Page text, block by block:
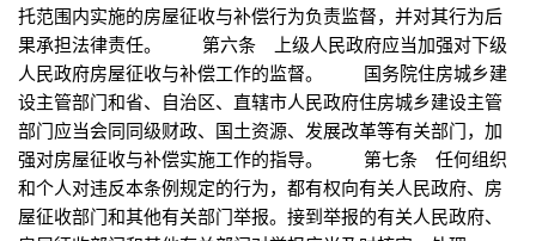
托范围内实施的房屋征收与补偿行为负责监督，并对其行为后
果承担法律责任。 第六条 上级人民政府应当加强对下级
人民政府房屋征收与补偿工作的监督。 国务院住房城乡建
设主管部门和省、自治区、直辖市人民政府住房城乡建设主管
部门应当会同同级财政、国土资源、发展改革等有关部门，加
强对房屋征收与补偿实施工作的指导。 第七条 任何组织
和个人对违反本条例规定的行为，都有权向有关人民政府、房
屋征收部门和其他有关部门举报。接到举报的有关人民政府、